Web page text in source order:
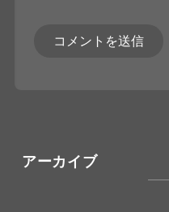
アーカイブ